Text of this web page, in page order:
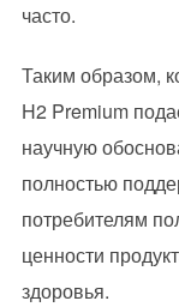
часто.
Таким образом,
H2 Premium
научную
полностью
потребителям
ценности
здоровья.